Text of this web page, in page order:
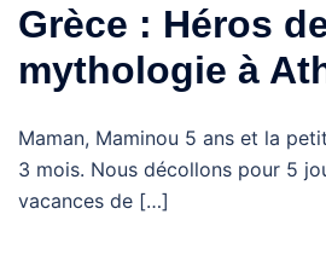
Grèce : Héros
mythologie à
Maman, Maminou 5 ans et la
3 mois. Nous décollons pour 5
vacances de […]